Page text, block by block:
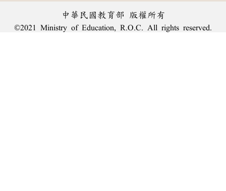
中華民國教育部 版權所有
©2021 Ministry of Education, R.O.C. All rights reserved.